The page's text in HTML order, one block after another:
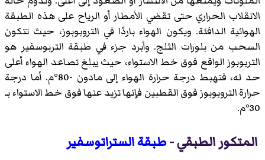
الانقلاب الحراري حتى تقضي الأمطار أو الرياح على هذه الطبقة
الهوائية الدافئة. ويكون الهواء باردًا في التروبوبوز، حيث تتكون
السحب من بلورات الثلج. وأبرد جزء في طبقة التربوسفير هو
التربوبوز الواقع فوق خط الاستواء، حيث يبلغ تصاعد الهواء أعلى
حد له، فتهبط درجة حرارة الهواء إلى مادون -80°م. أما درجة
حرارة التروبوبوز فوق القطبين فإنها تزيد عنها فوق خط الاستواء بـ
30°م.
المتكور الطبقي -طبقة الستراتوسفير